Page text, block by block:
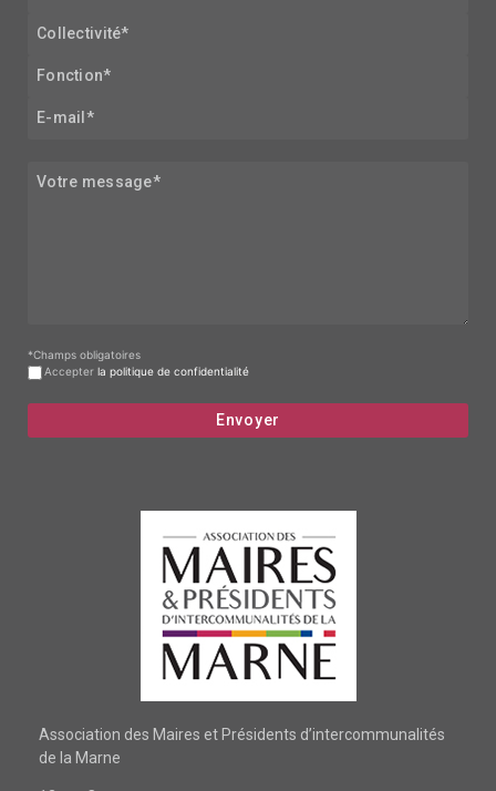
Association des Maires et Présidents d’intercommunalités
de la Marne
*Champs obligatoires
Accepter la politique de confidentialité